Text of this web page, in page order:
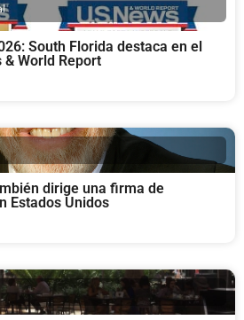
South Florida destaca en el
& World Report
dirige una firma de
Estados Unidos